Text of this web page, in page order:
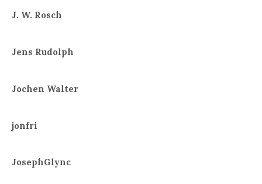
J. W. Rosch
Jens Rudolph
Jochen Walter
jonfri
JosephGlync